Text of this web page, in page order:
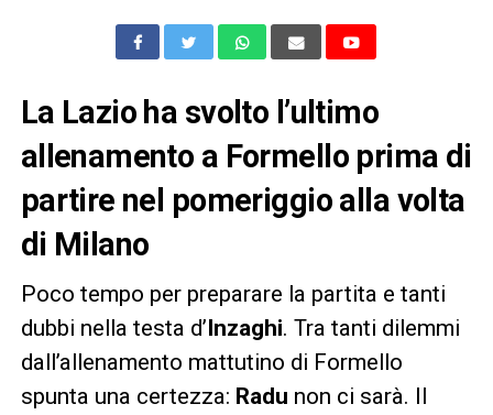
La Lazio ha svolto l’ultimo
allenamento a Formello prima di
partire nel pomeriggio alla volta
di Milano
Poco tempo per preparare la partita e tanti
dubbi nella testa d’Inzaghi. Tra tanti dilemmi
dall’allenamento mattutino di Formello
spunta una certezza: Radu non ci sarà. Il